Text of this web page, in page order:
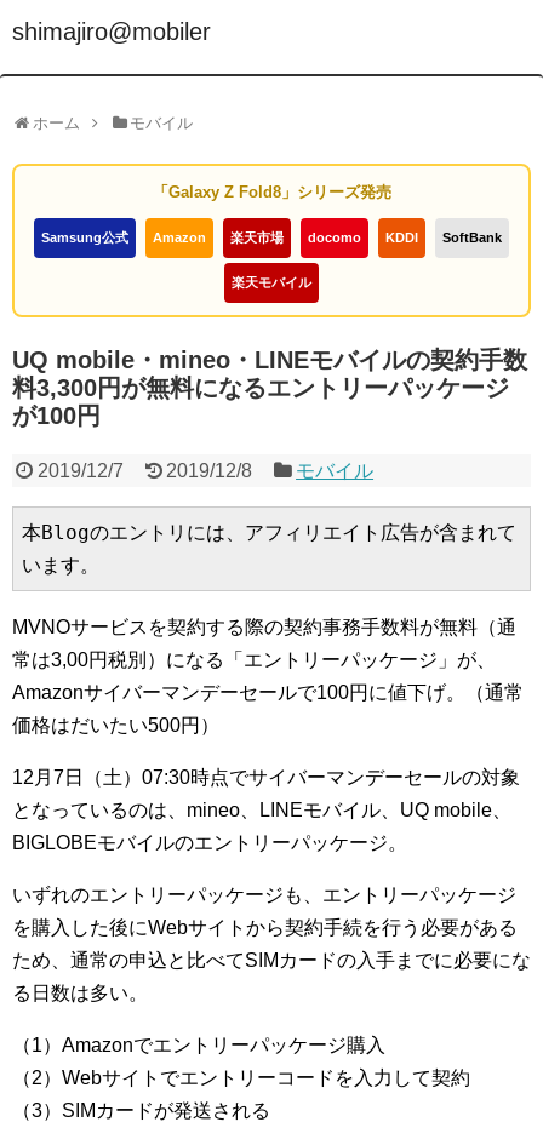
shimajiro@mobiler
ホーム モバイル
「Galaxy Z Fold8」シリーズ発売
Samsung公式 Amazon 楽天市場 docomo KDDI SoftBank
楽天モバイル
UQ mobile・mineo・LINEモバイルの契約手数
料3,300円が無料になるエントリーパッケージ
が100円
2019/12/7 2019/12/8 モバイル
本Blogのエントリには、アフィリエイト広告が含まれて
います。
MVNOサービスを契約する際の契約事務手数料が無料（通
常は3,00円税別）になる「エントリーパッケージ」が、
Amazonサイバーマンデーセールで100円に値下げ。（通常
価格はだいたい500円）
12月7日（土）07:30時点でサイバーマンデーセールの対象
となっているのは、mineo、LINEモバイル、UQ mobile、
BIGLOBEモバイルのエントリーパッケージ。
いずれのエントリーパッケージも、エントリーパッケージ
を購入した後にWebサイトから契約手続を行う必要がある
ため、通常の申込と比べてSIMカードの入手までに必要にな
る日数は多い。
（1）Amazonでエントリーパッケージ購入
（2）Webサイトでエントリーコードを入力して契約
（3）SIMカードが発送される